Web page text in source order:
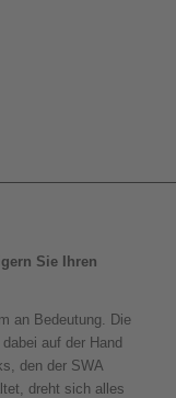
Sie Ihren
an Bedeutung. Die
auf der Hand
den der SWA
dreht sich alles